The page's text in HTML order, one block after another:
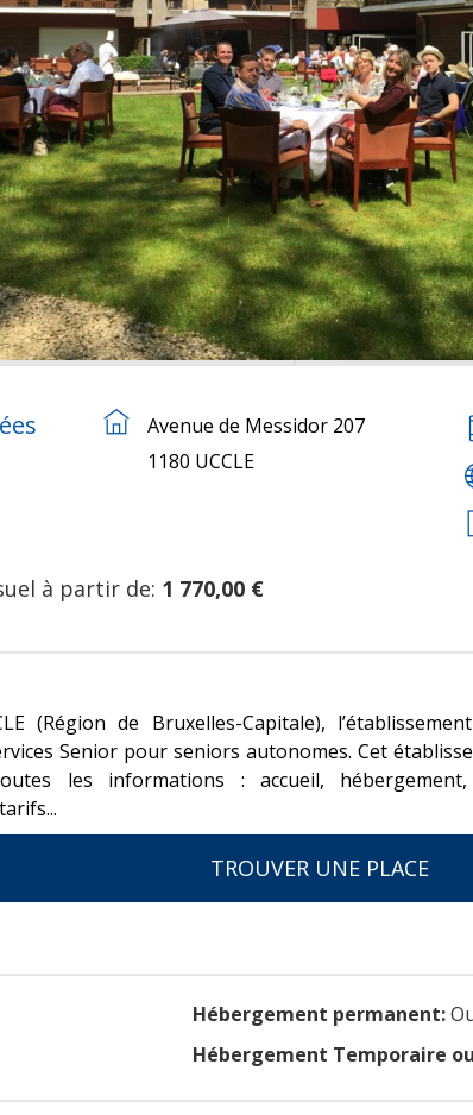
Avenue de Messidor 207
1180 UCCLE
à partir de: 1 770,00 €
(Région de Bruxelles-Capitale),
Senior pour seniors autonomes. Cet
les informations : accueil,
TROUVER UNE PLACE
Hébergement permanent:
Hébergement Temporaire